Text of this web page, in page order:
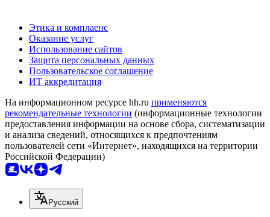
Этика и комплаенс
Оказание услуг
Использование сайтов
Защита персональных данных
Пользовательское соглашение
ИТ аккредитация
На информационном ресурсе hh.ru применяются
рекомендательные технологии (информационные технологии
предоставления информации на основе сбора, систематизации
и анализа сведений, относящихся к предпочтениям
пользователей сети «Интернет», находящихся на территории
Российской Федерации)
Русский